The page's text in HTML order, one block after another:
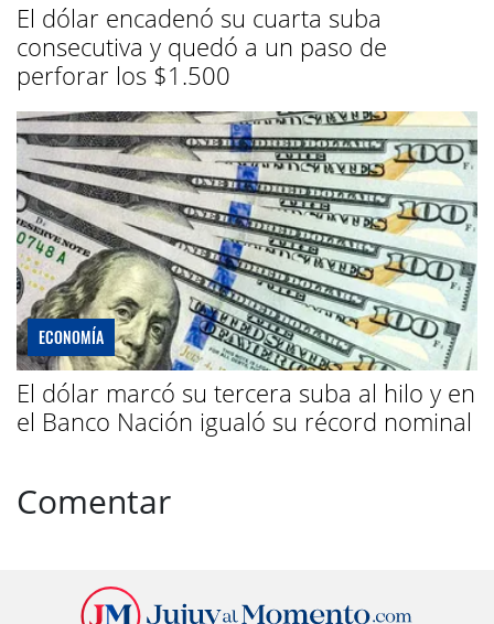
El dólar encadenó su cuarta suba
consecutiva y quedó a un paso de
perforar los $1.500
ECONOMÍA
El dólar marcó su tercera suba al hilo y en
el Banco Nación igualó su récord nominal
Comentar